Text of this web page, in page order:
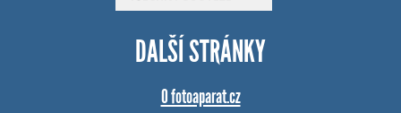
DALŠÍ STRÁNKY
O fotoaparat.cz